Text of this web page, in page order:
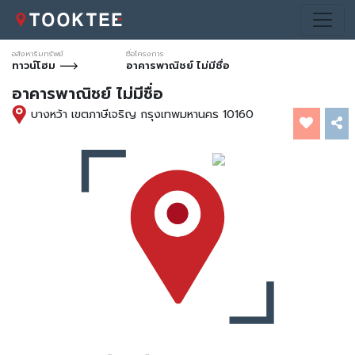
อสังหาริมทรัพย์
ทาวน์โฮม
ชื่อโครงการ
อาคารพาณิชย์ ไม่มีชื่อ
อาคารพาณิชย์ ไม่มีชื่อ
บางหว้า เขตภาษีเจริญ กรุงเทพมหานคร 10160